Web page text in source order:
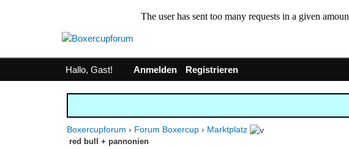
Hallo, Gast! Anmelden Registrieren
Boxercupforum › Forum Boxercup › Marktplatz
red bull + pannonien